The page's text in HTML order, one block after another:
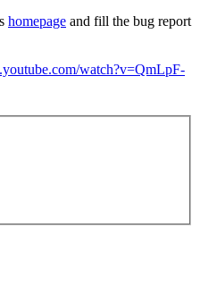
homepage and fill the bug report
watch?v=QmLpF-